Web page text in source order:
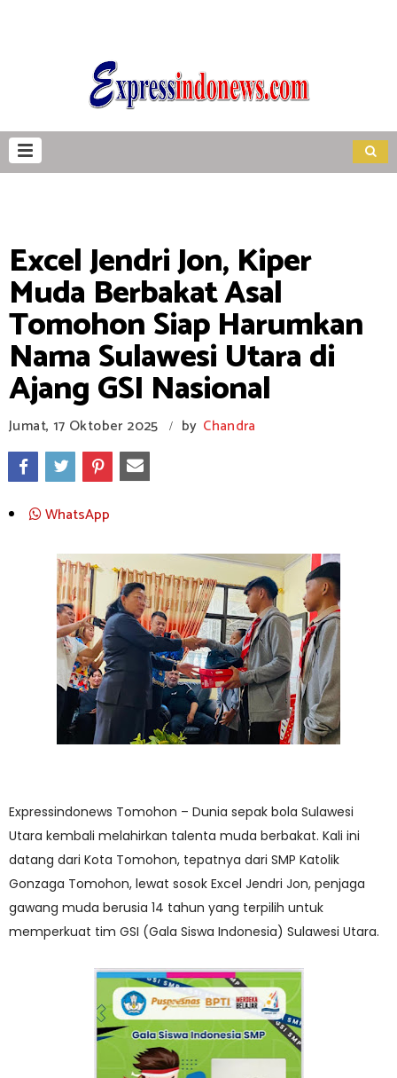
Excel Jendri Jon, Kiper
Muda Berbakat Asal
Tomohon Siap Harumkan
Nama Sulawesi Utara di
Ajang GSI Nasional
Jumat, 17 Oktober 2025 / by Chandra
WhatsApp
Expressindonews Tomohon – Dunia sepak bola Sulawesi
Utara kembali melahirkan talenta muda berbakat. Kali ini
datang dari Kota Tomohon, tepatnya dari SMP Katolik
Gonzaga Tomohon, lewat sosok Excel Jendri Jon, penjaga
gawang muda berusia 14 tahun yang terpilih untuk
memperkuat tim GSI (Gala Siswa Indonesia) Sulawesi Utara.